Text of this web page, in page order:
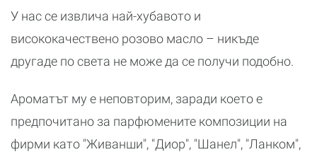
У нас се извлича най-хубавото и
висококачествено розово масло – никъде
другаде по света не може да се получи подобно.
Ароматът му е неповторим, заради което е
предпочитано за парфюмените композиции на
фирми като "Живанши", "Диор", "Шанел", "Ланком",